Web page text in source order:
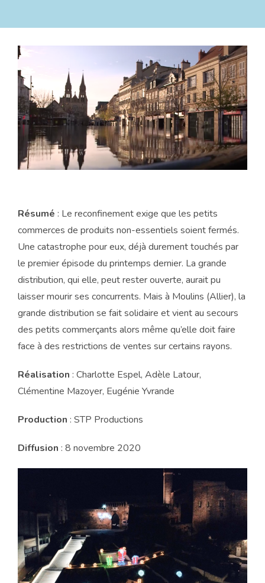
Résumé : Le reconfinement exige que les petits
commerces de produits non-essentiels soient fermés.
Une catastrophe pour eux, déjà durement touchés par
le premier épisode du printemps dernier. La grande
distribution, qui elle, peut rester ouverte, aurait pu
laisser mourir ses concurrents. Mais à Moulins (Allier), la
grande distribution se fait solidaire et vient au secours
des petits commerçants alors même qu’elle doit faire
face à des restrictions de ventes sur certains rayons.
Réalisation : Charlotte Espel, Adèle Latour,
Clémentine Mazoyer, Eugénie Yvrande
Production : STP Productions
Diffusion : 8 novembre 2020